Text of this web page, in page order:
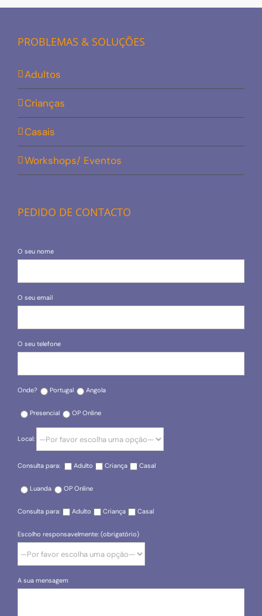
PROBLEMAS & SOLUÇÕES
Adultos
Crianças
Casais
Workshops/ Eventos
PEDIDO DE CONTACTO
O seu nome
O seu email
O seu telefone
Onde? Portugal Angola
Presencial OP Online
Local:
Consulta para: Adulto Criança Casal
Luanda OP Online
Consulta para: Adulto Criança Casal
Escolho responsavelmente: (obrigatório)
A sua mensagem